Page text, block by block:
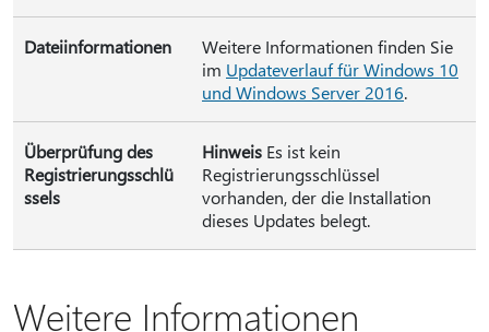
Dateiinformationen
Weitere Informationen finden Sie
im Updateverlauf für Windows 10
und Windows Server 2016.
Überprüfung des
Registrierungsschlü
ssels
Hinweis Es ist kein
Registrierungsschlüssel
vorhanden, der die Installation
dieses Updates belegt.
Weitere Informationen